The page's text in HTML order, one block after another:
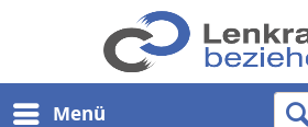
Menü